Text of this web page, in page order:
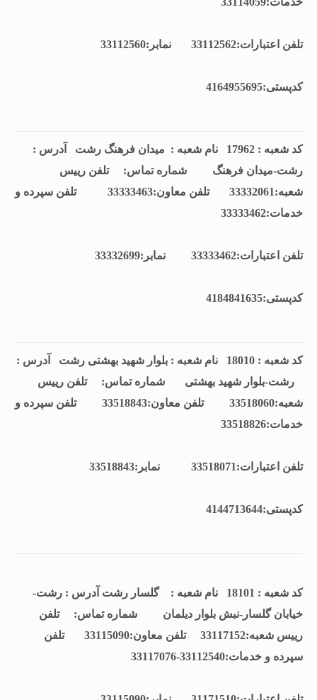
تلفن اعتبارات:33112562 نمابر:33112560
كدپستی:4164955695
کد شعبه : 17962 نام شعبه : میدان فرهنگ رشت آدرس :
رشت-میدان فرهنگ شماره تماس: تلفن رييس
شعبه:33332061 تلفن معاون:33333463 تلفن سپرده و
خدمات:33333462
تلفن اعتبارات:33333462 نمابر:33332699
كدپستی:4184841635
کد شعبه : 18010 نام شعبه : بلوار شهید بهشتی رشت آدرس :
رشت-بلوار شهید بهشتی شماره تماس: تلفن رييس
شعبه:33518060 تلفن معاون:33518843 تلفن سپرده و
خدمات:33518826
تلفن اعتبارات:33518071 نمابر:33518843
كدپستی:4144713644
کد شعبه : 18101 نام شعبه : گلسار رشت آدرس : رشت-
خیابان گلسار-نبش بلوار دیلمان شماره تماس: تلفن
رييس شعبه:33117152 تلفن معاون:33115090 تلفن
سپرده و خدمات:33112540-33117076